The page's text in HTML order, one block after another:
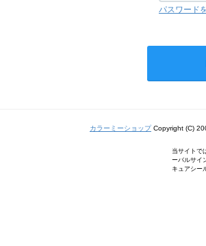
パスワード
カラーミーショップCopyright (C)
当サイトで
ーバルサイ
キュアシー